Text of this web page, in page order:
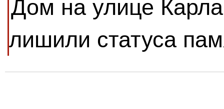
Дом на улице
лишили статуса